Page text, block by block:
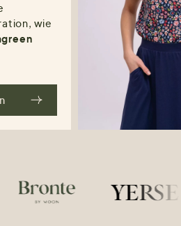
wie